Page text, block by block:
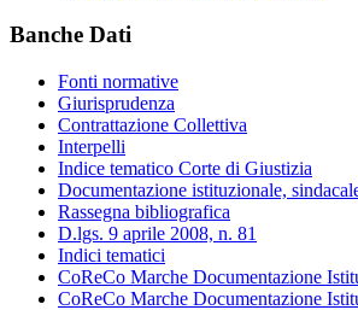
Banche Dati
Fonti normative
Giurisprudenza
Contrattazione Collettiva
Interpelli
Indice tematico Corte di Giustizia
Documentazione istituzionale,
Rassegna bibliografica
D.lgs. 9 aprile 2008, n. 81
Indici tematici
CoReCo Marche Documentazione
CoReCo Marche Documentazione